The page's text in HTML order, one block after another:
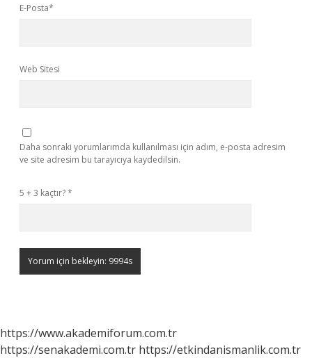
E-Posta*
Web Sitesi
Daha sonraki yorumlarımda kullanılması için adım, e-posta adresim
ve site adresim bu tarayıcıya kaydedilsin.
5 + 3 kaçtır?*
https://www.akademiforum.com.tr
https://senakademi.com.tr https://etkindanismanlik.com.tr